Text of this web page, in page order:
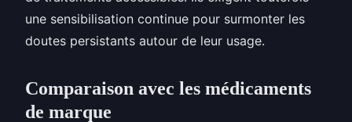
une sensibilisation continue pour surmonter les
doutes persistants autour de leur usage.
Comparaison avec les médicaments
de marque